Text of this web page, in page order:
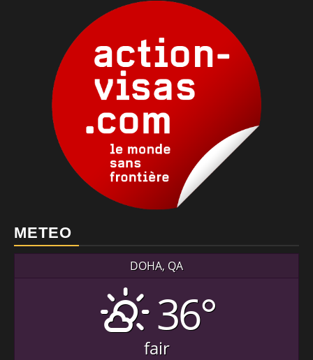
METEO
DOHA, QA
36°
fair